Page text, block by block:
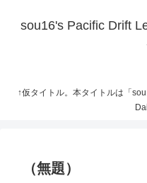
sou16's Pacific Drift
↑仮タイトル。本タイトルは「
（無題）